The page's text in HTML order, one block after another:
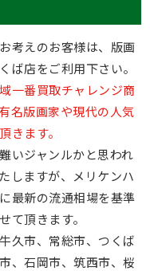
考えのお客様は、版画
ば店をご利用下さい。
一番買取チャレンジ商
名版画家や現代の人気
きます。
いジャンルかと思われ
しますが、メリケンハ
最新の流通相場を基準
て頂きます。
久市、常総市、つくば
、石岡市、筑西市、桜